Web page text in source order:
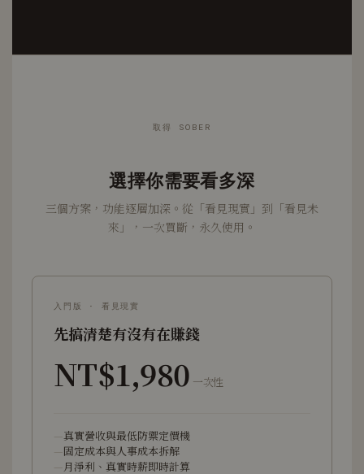
取得 SOBER
選擇你需要看多深
三個方案，功能逐層加深。從「看見現實」到「看見未
來」，一次買斷，永久使用。
入門版 · 看見現實
先搞清楚有沒有在賺錢
NT$1,980 一次性
真實營收與最低防禦定價機
固定成本與人事成本拆解
月淨利、真實時薪即時計算